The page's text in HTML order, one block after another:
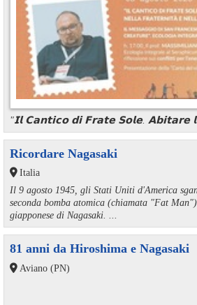
"𝗜𝗹 𝗖𝗮𝗻𝘁𝗶𝗰𝗼 𝗱𝗶 𝗙𝗿𝗮𝘁𝗲 𝗦𝗼𝗹𝗲. 𝗔𝗯𝗶𝘁𝗮𝗿𝗲
Ricordare Nagasaki
Italia
Il 9 agosto 1945, gli Stati Uniti d'America
seconda bomba atomica (chiamata "Fat
giapponese di Nagasaki. ...
81 anni da Hiroshima e Nagasaki
Aviano (PN)